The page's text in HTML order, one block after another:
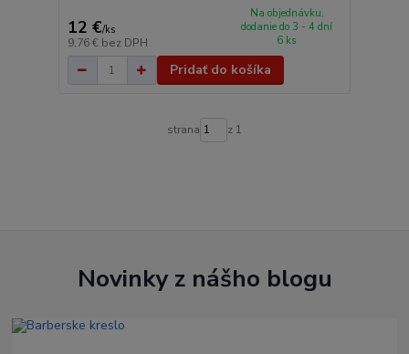
12 €/ks
9,76 € bez DPH
Na objednávku,
dodanie do 3 - 4 dní
6 ks
Pridať do košíka
strana z 1
Novinky z nášho blogu